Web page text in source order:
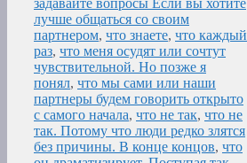
задавайте вопросы Если вы хотите
лучше общаться со своим
партнером, что знаете, что каждый
раз, что меня осудят или сочтут
чувствительной. Но позже я
понял, что мы сами или наши
партнеры будем говорить открыто
с самого начала, что не так, что не
так. Потому что люди редко злятся
без причины. В конце концов, что